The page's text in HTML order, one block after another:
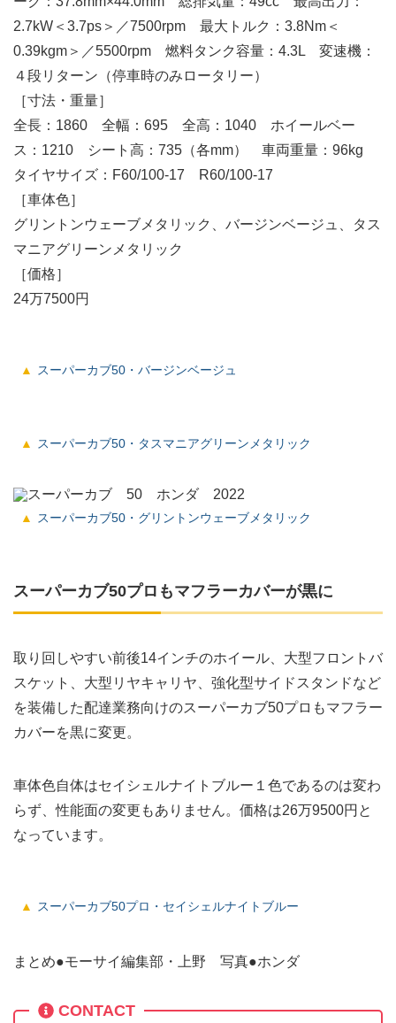
2.7kW＜3.7ps＞／7500rpm 最大トルク：3.8Nm＜
0.39kgm＞／5500rpm 燃料タンク容量：4.3L 変速機：
４段リターン（停車時のみロータリー）
［寸法・重量］
全長：1860 全幅：695 全高：1040 ホイールベー
ス：1210 シート高：735（各mm） 車両重量：96kg
タイヤサイズ：F60/100-17 R60/100-17
［車体色］
グリントンウェーブメタリック、バージンベージュ、タス
マニアグリーンメタリック
［価格］
24万7500円
スーパーカブ50・バージンベージュ
スーパーカブ50・タスマニアグリーンメタリック
スーパーカブ50・グリントンウェーブメタリック
スーパーカブ50プロもマフラーカバーが黒に
取り回しやすい前後14インチのホイール、大型フロントバ
スケット、大型リヤキャリヤ、強化型サイドスタンドなど
を装備した配達業務向けのスーパーカブ50プロもマフラー
カバーを黒に変更。
車体色自体はセイシェルナイトブルー１色であるのは変わ
らず、性能面の変更もありません。価格は26万9500円と
なっています。
スーパーカブ50プロ・セイシェルナイトブルー
まとめ●モーサイ編集部・上野 写真●ホンダ
CONTACT